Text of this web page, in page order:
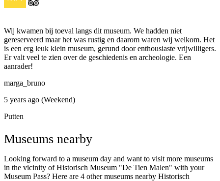
Wij kwamen bij toeval langs dit museum. We hadden niet
gereserveerd maar het was rustig en daarom waren wij welkom. Het
is een erg leuk klein museum, gerund door enthousiaste vrijwilligers.
Er valt veel te zien over de geschiedenis en archeologie. Een
aanrader!
marga_bruno
5 years ago (Weekend)
Putten
Museums nearby
Looking forward to a museum day and want to visit more museums
in the vicinity of Historisch Museum "De Tien Malen" with your
Museum Pass? Here are 4 other museums nearby Historisch